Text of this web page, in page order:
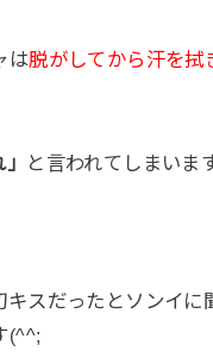
は脱がしてから汗を拭
と言われてしまいます
キスだったとソンイに
(^^;